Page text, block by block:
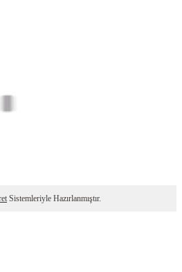
Sistemleriyle Hazırlanmıştır.